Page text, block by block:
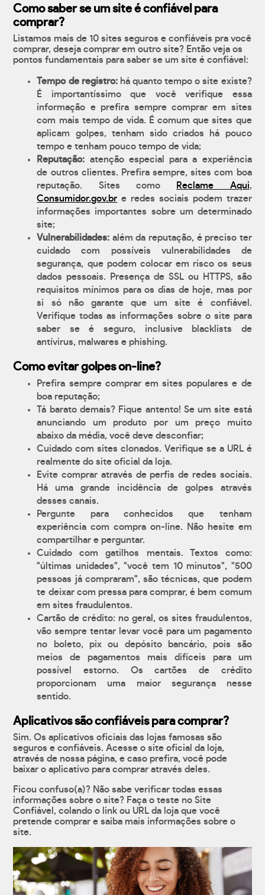
Como saber se um site é confiável para
comprar?
Listamos mais de 10 sites seguros e confiáveis pra você
comprar, deseja comprar em outro site? Então veja os
pontos fundamentais para saber se um site é confiável:
Tempo de registro:há quanto tempo o site existe?
É importantíssimo que você verifique essa
informação e prefira sempre comprar em sites
com mais tempo de vida. É comum que sites que
aplicam golpes, tenham sido criados há pouco
tempo e tenham pouco tempo de vida;
Reputação: atenção especial para a experiência
de outros clientes. Prefira sempre, sites com boa
reputação. Sites como
Reclame Aqui,
Consumidor.gov.br e redes sociais podem trazer
informações importantes sobre um determinado
site;
Vulnerabilidades: além da reputação, é preciso ter
cuidado com possíveis vulnerabilidades de
segurança, que podem colocar em risco os seus
dados pessoais. Presença de SSL ou HTTPS, são
requisitos mínimos para os dias de hoje, mas por
si só não garante que um site é confiável.
Verifique todas as informações sobre o site para
saber se é seguro, inclusive blacklists de
antívirus, malwares e phishing.
Como evitar golpes on-line?
Prefira sempre comprar em sites populares e de
boa reputação;
Tá barato demais? Fique antento! Se um site está
anunciando um produto por um preço muito
abaixo da média, você deve desconfiar;
Cuidado com sites clonados. Verifique se a URL é
realmente do site oficial da loja.
Evite comprar através de perfis de redes sociais.
Há uma grande incidência de golpes através
desses canais.
Pergunte para conhecidos que tenham
experiência com compra on-line. Não hesite em
compartilhar e perguntar.
Cuidado com gatilhos mentais. Textos como:
"últimas unidades", "você tem 10 minutos", "500
pessoas já compraram", são técnicas, que podem
te deixar com pressa para comprar, é bem comum
em sites fraudulentos.
Cartão de crédito: no geral, os sites fraudulentos,
vão sempre tentar levar você para um pagamento
no boleto, pix ou depósito bancário, pois são
meios de pagamentos mais difíceis para um
possível estorno. Os cartões de crédito
proporcionam uma maior segurança nesse
sentido.
Aplicativos são confiáveis para comprar?
Sim. Os aplicativos oficiais das lojas famosas são
seguros e confiáveis. Acesse o site oficial da loja,
através de nossa página, e caso prefira, você pode
baixar o aplicativo para comprar através deles.
Ficou confuso(a)? Não sabe verificar todas essas
informações sobre o site? Faça o teste no Site
Confiável, colando o link ou URL da loja que você
pretende comprar e saiba mais informações sobre o
site.